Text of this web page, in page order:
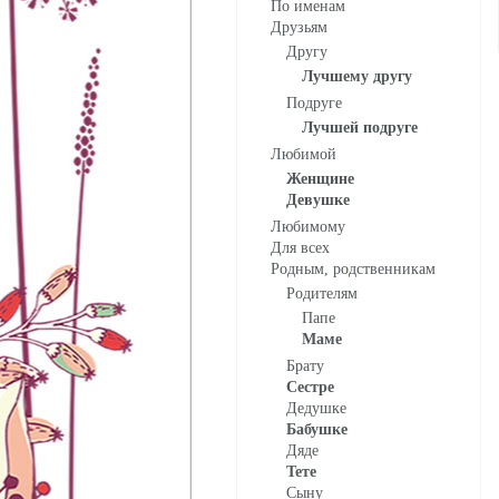
По именам
Друзьям
Другу
Лучшему другу
Подруге
Лучшей подруге
Любимой
Женщине
Девушке
Любимому
Для всех
Родным, родственникам
Родителям
Папе
Маме
Брату
Сестре
Дедушке
Бабушке
Дяде
Тете
Сыну